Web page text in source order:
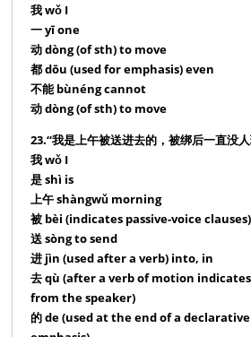
我 wǒ I
一 yī one
动 dòng (of sth) to move
都 dōu (used for emphasis) even
不能 bùnéng cannot
动 dòng (of sth) to move
23.“我是上午被送进去的，被绑后一直没
我 wǒ I
是 shì is
上午 shàngwǔ morning
被 bèi (indicates passive-voice clauses)
送 sòng to send
进 jìn (used after a verb) into, in
去 qù (after a verb of motion
from the speaker)
的 de (used at the end of a